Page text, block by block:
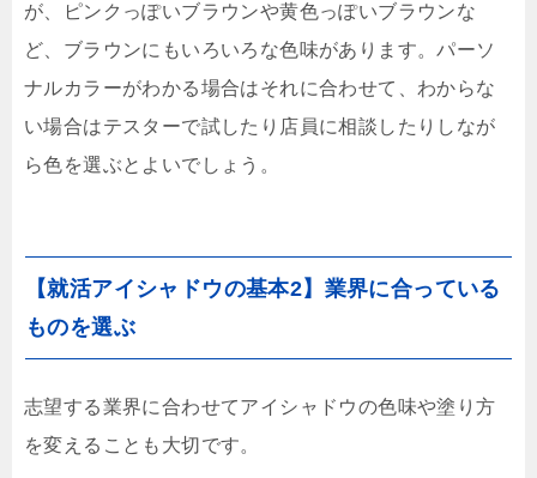
が、ピンクっぽいブラウンや黄色っぽいブラウンな
ど、ブラウンにもいろいろな色味があります。パーソ
ナルカラーがわかる場合はそれに合わせて、わからな
い場合はテスターで試したり店員に相談したりしなが
ら色を選ぶとよいでしょう。
【就活アイシャドウの基本2】業界に合っている
ものを選ぶ
志望する業界に合わせてアイシャドウの色味や塗り方
を変えることも大切です。